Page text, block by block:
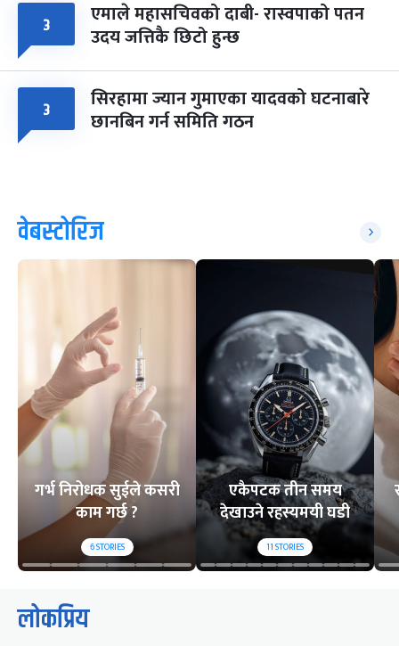
३ एमाले महासचिवको दाबी- रास्वपाको पतन
उदय जत्तिकै छिटो हुन्छ
३ सिरहामा ज्यान गुमाएका यादवको घटनाबारे
छानबिन गर्न समिति गठन
वेबस्टोरिज
गर्भ निरोधक सुईले कसरी
काम गर्छ ?
6STORIES
एकैपटक तीन समय
देखाउने रहस्यमयी घडी
11STORIES
लोकप्रिय